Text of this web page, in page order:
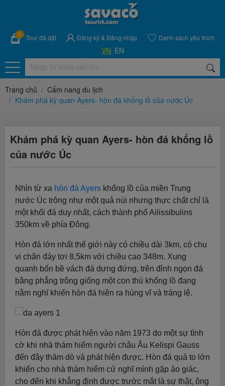
0 Tour đã đặt Đăng ký& Đăng nhập Danh sách yêu thích
VN EN
Trang chủ
Cẩm nang du lịch
Khám phá kỳ quan Ayers- hòn đá khổng lồ của nước Úc
Khám phá kỳ quan Ayers- hòn đá khổng lồ
của nước Úc
Nhìn từ xa hòn đá Ayers khổng lồ của miền Trung
nước Úc trông như một quả núi nhưng thực chất chỉ là
một khối đá duy nhất, cách thành phố Ailissibulins
350km về phía Đông.
Hòn đá lớn nhất thế giới này có chiều dài 3km, có chu
vi chân đáy tơi 8,5km với chiều cao 348m. Xung
quanh bốn bề vách đá dựng đứng, trên đỉnh ngọn đá
bằng phẳng trông giống một con thú khổng lồ đang
nằm nghĩ khiến hòn đá hiện ra hùng vĩ và tráng lệ.
Hòn đá được phát hiện vào năm 1973 do một sự tình
cờ khi nhà thám hiểm người châu Âu Kelispi Gauss
đến đây thăm dò và phát hiện được. Hòn đá quá to lớn
khiến cho nhà thám hiểm cứ nghĩ mình gặp ảo giác,
cho đến khi khẳng định được trước mắt là sự thật, ông